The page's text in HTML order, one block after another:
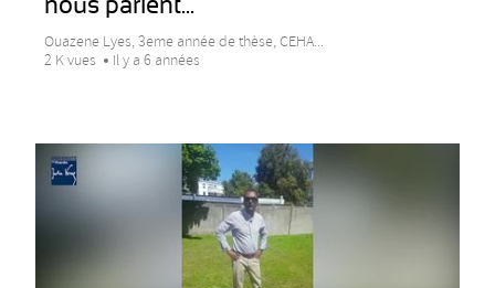
nous parlent...
Ouazene Lyes, 3eme année de thèse, CEHA...
2 K vues
Il y a 6 années